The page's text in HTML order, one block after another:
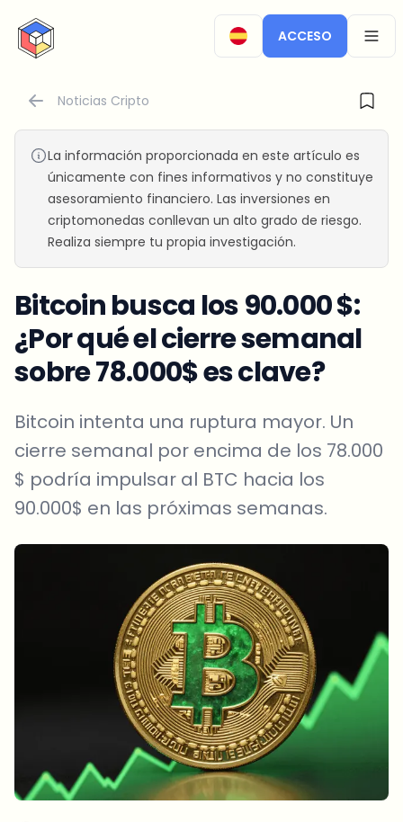
CryptoTicker
ACCESO
Noticias Cripto
La información proporcionada en este artículo es
únicamente con fines informativos y no constituye
asesoramiento financiero. Las inversiones en
criptomonedas conllevan un alto grado de riesgo.
Realiza siempre tu propia investigación.
Bitcoin busca los 90.000 $:
¿Por qué el cierre semanal
sobre 78.000$ es clave?
Bitcoin intenta una ruptura mayor. Un
cierre semanal por encima de los 78.000
$ podría impulsar al BTC hacia los
90.000$ en las próximas semanas.